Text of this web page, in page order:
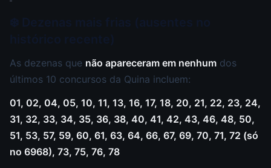
As dezenas que não apareceram em nenhum dos
últimos 10 concursos da Quina incluem:
01, 02, 04, 05, 10, 11, 13, 16, 17, 18, 20, 21, 22, 23, 24,
31, 32, 33, 34, 35, 36, 38, 40, 41, 42, 43, 46, 48, 50,
51, 53, 57, 59, 60, 61, 63, 64, 66, 67, 69, 70, 71, 72 (só
no 6968), 73, 75, 76, 78